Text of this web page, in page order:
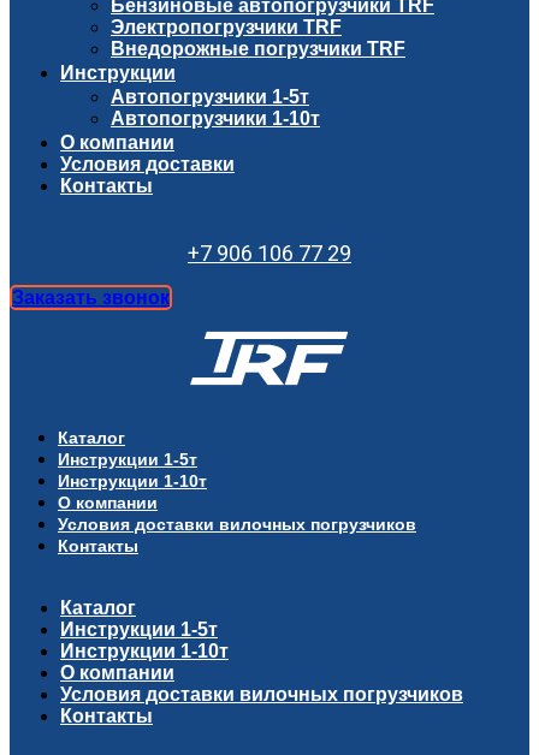
Бензиновые автопогрузчики TRF
Электропогрузчики TRF
Внедорожные погрузчики TRF
Инструкции
Автопогрузчики 1-5т
Автопогрузчики 1-10т
О компании
Условия доставки
Контакты
+7 906 106 77 29
Заказать звонок
Каталог
Инструкции 1-5т
Инструкции 1-10т
О компании
Условия доставки вилочных погрузчиков
Контакты
Каталог
Инструкции 1-5т
Инструкции 1-10т
О компании
Условия доставки вилочных погрузчиков
Контакты